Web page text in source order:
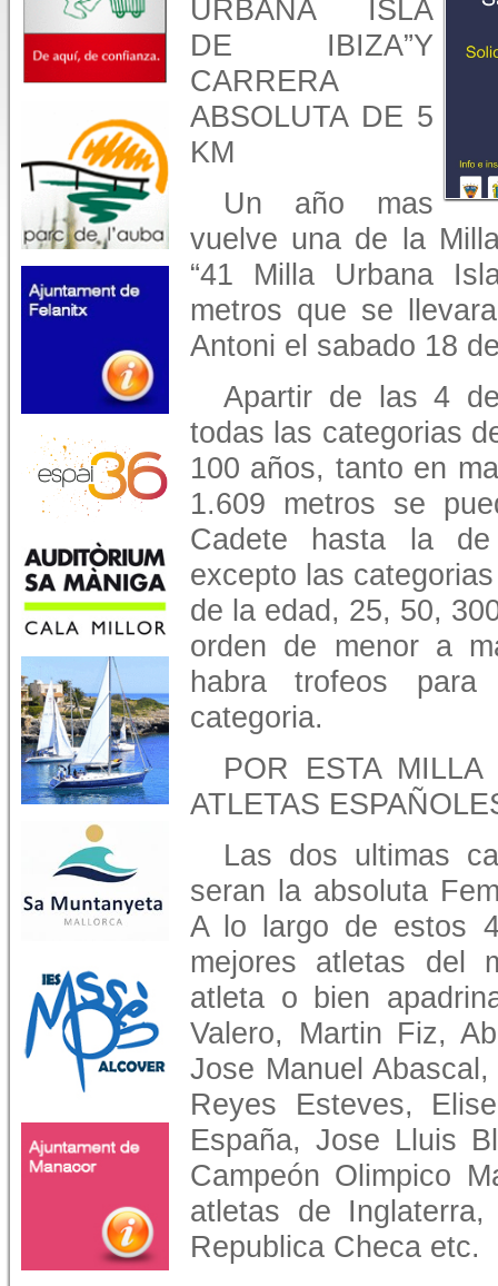
URBANA ISLA
DE IBIZA”Y
CARRERA
ABSOLUTA DE 5
KM
Un año mas
vuelve una de la
“41 Milla Urbana
metros que se
Antoni el sabado 18
Apartir de las 4
todas las categorias
100 años, tanto en
1.609 metros se
Cadete hasta la
excepto las
de la edad, 25, 50,
orden de menor a
habra trofeos
categoria.
POR ESTA
ATLETAS
Las dos ultimas
seran la absoluta
A lo largo de estos
mejores atletas del
atleta o bien
Valero, Martin Fiz,
Jose Manuel
Reyes Esteves,
España, Jose Lluis
Campeón Olimpico
atletas de
Republica Checa etc.